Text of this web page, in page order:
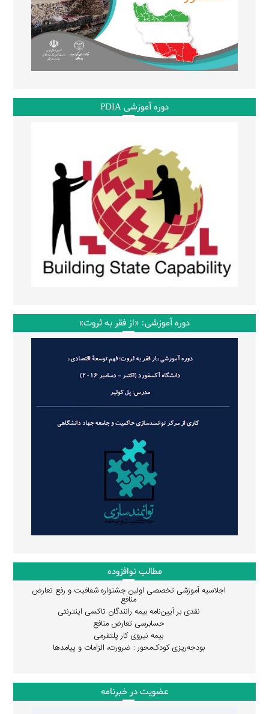
دوره آموزشی PDIA
دوره آموزشی: «از فقر به ثروت»
مطالب نوافزوده
اجلاسیه آموزشی تخصصی اولین جشنواره شفافیت و رفع تعارض
منافع
نقدی بر آیین‌نامه بیمه رانندگان تاکسی اینترنتی
حسابرسی تعارض منافع
بیمه نیروی کار پلتفرمی
بودجه‌ریزی کودک‌محور : ضرورت، الزامات و پیامدها
عضویت در خبرنامه